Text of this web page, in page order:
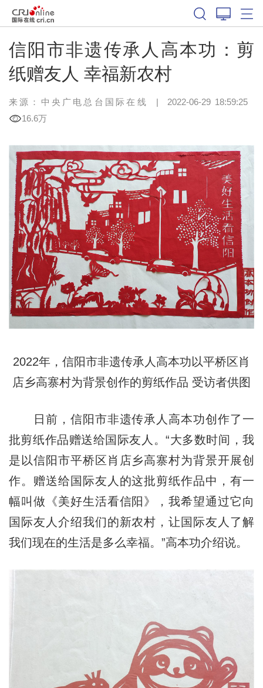
信阳市非遗传承人高本功：剪
纸赠友人 幸福新农村
来源：中央广电总台国际在线 | 2022-06-29 18:59:25
16.6万
2022年，信阳市非遗传承人高本功以平桥区肖
店乡高寨村为背景创作的剪纸作品 受访者供图
日前，信阳市非遗传承人高本功创作了一
批剪纸作品赠送给国际友人。“大多数时间，我
是以信阳市平桥区肖店乡高寨村为背景开展创
作。赠送给国际友人的这批剪纸作品中，有一
幅叫做《美好生活看信阳》，我希望通过它向
国际友人介绍我们的新农村，让国际友人了解
我们现在的生活是多么幸福。”高本功介绍说。